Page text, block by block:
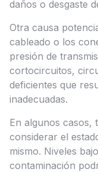
daños o desgaste
Otra causa
cableado o los
presión de
cortocircuitos,
deficientes que
inadecuadas.
En algunos casos,
considerar el
mismo. Niveles
contaminación